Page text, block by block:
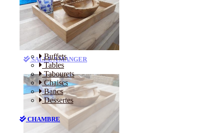
Buffets
Tables
Tabourets
Chaises
Bancs
Dessertes
CHAMBRE
Etagères
Modulos
SALLE A MANGER